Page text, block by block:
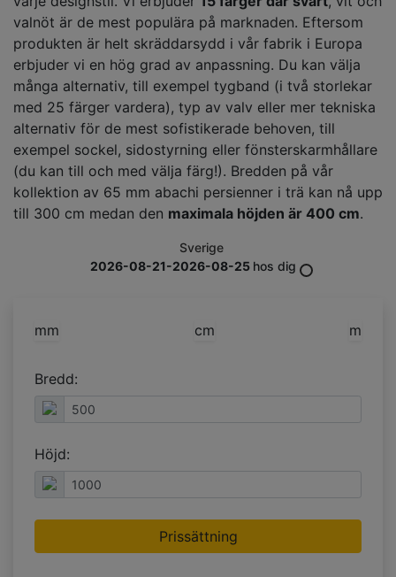
valnöt är de mest populära på marknaden. Eftersom
produkten är helt skräddarsydd i vår fabrik i Europa
erbjuder vi en hög grad av anpassning. Du kan välja
många alternativ, till exempel tygband (i två storlekar
med 25 färger vardera), typ av valv eller mer tekniska
alternativ för de mest sofistikerade behoven, till
exempel sockel, sidostyrning eller fönsterskarmhållare
(du kan till och med välja färg!). Bredden på vår
kollektion av 65 mm abachi persienner i trä kan nå upp
till 300 cm medan den maximala höjden är 400 cm.
Sverige
2026-08-21-2026-08-25 hos dig
mm cm m
Bredd:
Höjd:
Prissättning